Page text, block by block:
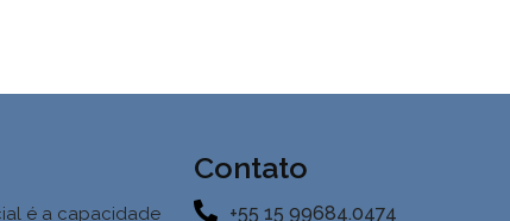
é a capacidade
Contato
+55 15 99684.0474